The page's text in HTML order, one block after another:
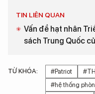
TIN LIÊN QUAN
Vấn đề hạt nhân
sách Trung Quốc
TỪ KHÓA: #Patriot
#hệ thống